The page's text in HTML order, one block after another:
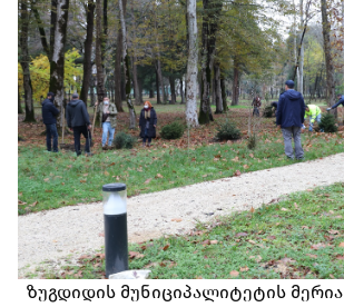
ზუგდიდის მუნიციპალიტეტის მერია